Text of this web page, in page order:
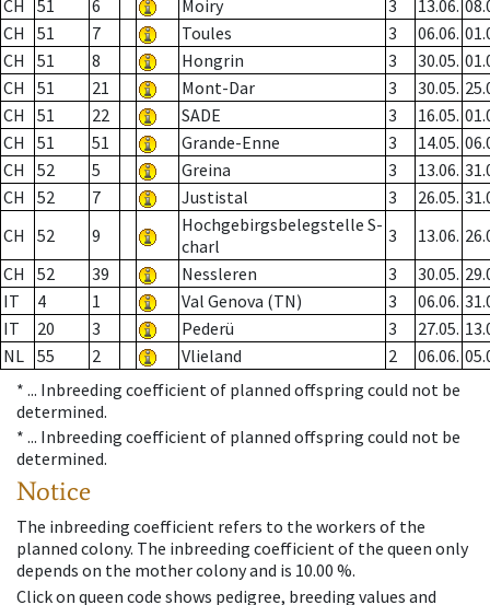
CH 51 6 Moiry 3 13.06.
CH
51 7 Toules 3 06.06.
CH
51 8 Hongrin 3 30.05.
CH
51 21 Mont-Dar 3 30.05.
CH
51 22 SADE 3 16.05.
CH
51 51 Grande-Enne 3 14.05.
CH
52 5 Greina 3 13.06.
CH
52 7 Justistal 3 26.05.
CH
52 9
Hochgebirgsbelegstelle S-
charl
3 13.06.
CH
52 39 Nessleren 3 30.05.
IT
4 1 Val Genova (TN) 3 06.06.
IT
20 3 Pederü 3 27.05.
NL 55 2 Vlieland 2 06.06.
* ... Inbreeding coefficient of planned offspring could not be
determined.
* ... Inbreeding coefficient of planned offspring could not be
determined.
Notice
The inbreeding coefficient refers to the workers of the
planned colony. The inbreeding coefficient of the queen only
depends on the mother colony and is 10.00 %.
Click on queen code shows pedigree, breeding values and